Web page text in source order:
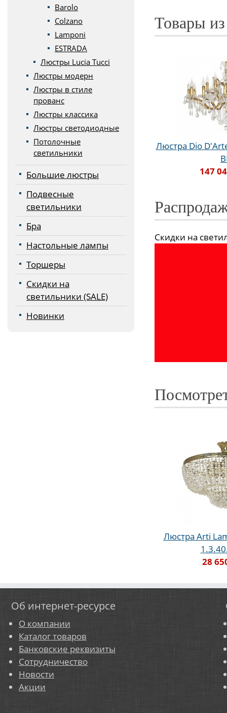
Barolo
Colzano
Lamponi
ESTRADA
Люстры Lucia Tucci
Люстры модерн
Люстры в стиле
прованс
Люстры классика
Люстры светодиодные
Потолочные
светильники
Большие люстры
Подвесные
светильники
Бра
Настольные лампы
Торшеры
Скидки на
светильники (SALE)
Новинки
Товары
Люстра Dio
147
Скидки на
Люстра Arti
28
Об интернет-ресурсе
О компании
Каталог товаров
Банковские реквизиты
Сотрудничество
Новости
Акции